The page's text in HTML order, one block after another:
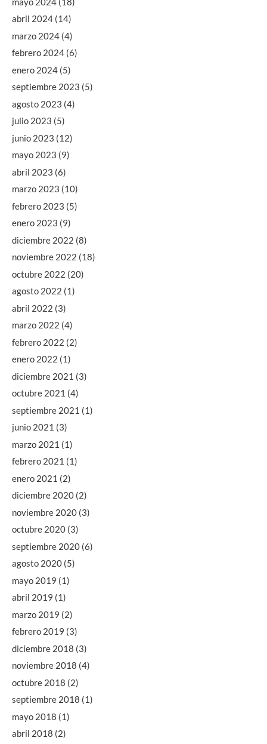
abril 2024 (14)
marzo 2024 (4)
febrero 2024 (6)
enero 2024 (5)
septiembre 2023 (5)
agosto 2023 (4)
julio 2023 (5)
junio 2023 (12)
mayo 2023 (9)
abril 2023 (6)
marzo 2023 (10)
febrero 2023 (5)
enero 2023 (9)
diciembre 2022 (8)
noviembre 2022 (18)
octubre 2022 (20)
agosto 2022 (1)
abril 2022 (3)
marzo 2022 (4)
febrero 2022 (2)
enero 2022 (1)
diciembre 2021 (3)
octubre 2021 (4)
septiembre 2021 (1)
junio 2021 (3)
marzo 2021 (1)
febrero 2021 (1)
enero 2021 (2)
diciembre 2020 (2)
noviembre 2020 (3)
octubre 2020 (3)
septiembre 2020 (6)
agosto 2020 (5)
mayo 2019 (1)
abril 2019 (1)
marzo 2019 (2)
febrero 2019 (3)
diciembre 2018 (3)
noviembre 2018 (4)
octubre 2018 (2)
septiembre 2018 (1)
mayo 2018 (1)
abril 2018 (2)